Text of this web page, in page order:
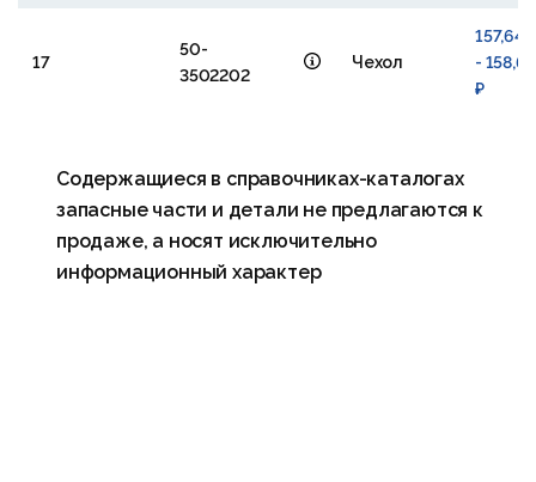
17
50-
3502202
Чехол
157,64 ₽
-
₽
Содержащиеся в справочниках-каталогах
запасные части и детали не предлагаются к
продаже, а носят исключительно
информационный характер